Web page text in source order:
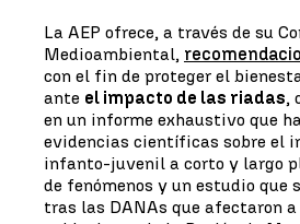
La AEP ofrece, a través de su
Medioambiental,
con el fin de proteger el
ante el impacto de las riadas,
en un informe exhaustivo que
evidencias científicas sobre el
infanto-juvenil a corto y largo
de fenómenos y un estudio que
tras las DANAs que afectaron